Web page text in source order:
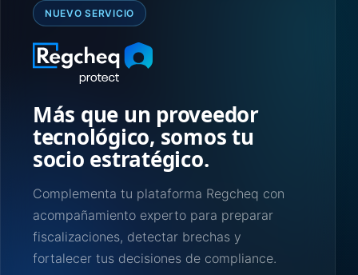
NUEVO SERVICIO
Más que un proveedor
tecnológico, somos tu
socio estratégico.
Complementa tu plataforma Regcheq con
acompañamiento experto para preparar
fiscalizaciones, detectar brechas y
fortalecer tus decisiones de compliance.